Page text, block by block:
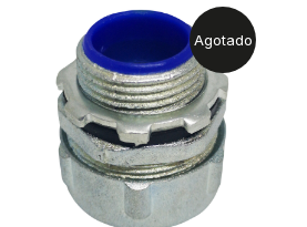
Agotado